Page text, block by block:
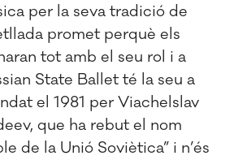
per la seva tradició de
promet perquè els
tot amb el seu rol i a
State Ballet té la seu a
el 1981 per Viachelslav
que ha rebut el nom
de la Unió Soviètica” i n’és